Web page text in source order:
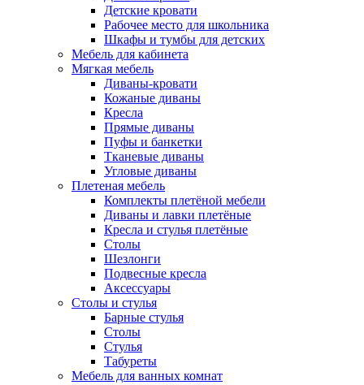
Детские кровати
Рабочее место для школьника
Шкафы и тумбы для детских
Мебель для кабинета
Мягкая мебель
Диваны-кровати
Кожаные диваны
Кресла
Прямые диваны
Пуфы и банкетки
Тканевые диваны
Угловые диваны
Плетеная мебель
Комплекты плетёной мебели
Диваны и лавки плетёные
Кресла и стулья плетёные
Столы
Шезлонги
Подвесные кресла
Аксессуары
Столы и стулья
Барные стулья
Столы
Стулья
Табуреты
Мебель для ванных комнат